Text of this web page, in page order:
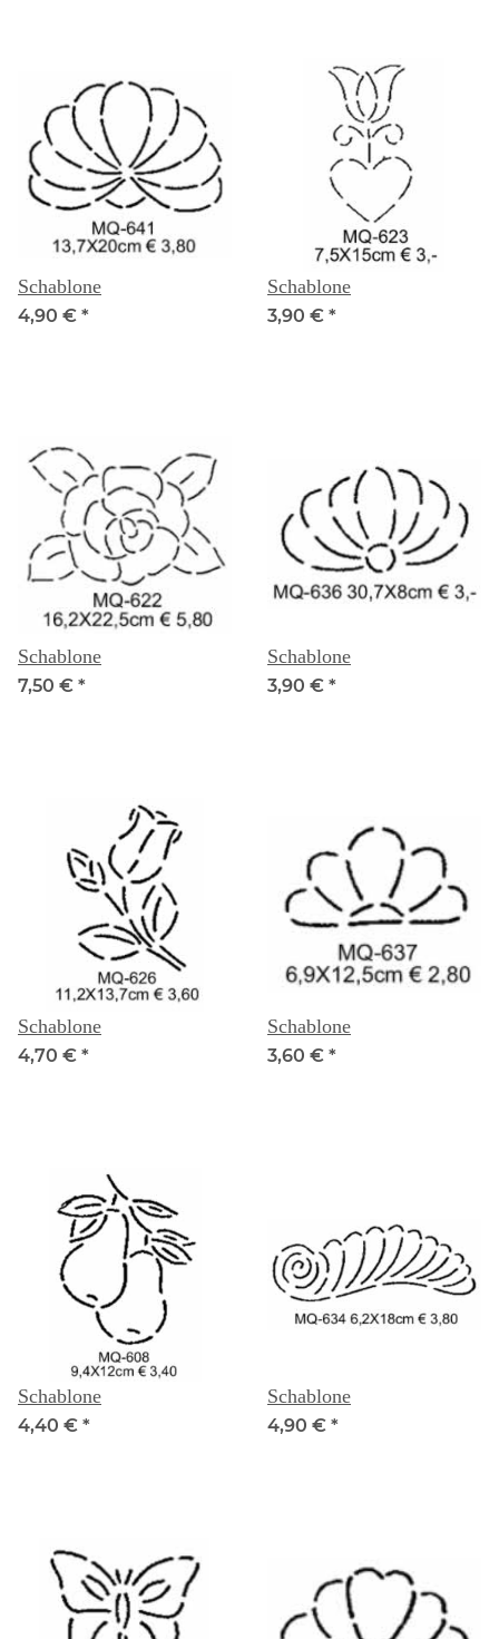
Schablone
4,90 € *
Schablone
3,90 € *
Schablone
7,50 € *
Schablone
3,90 € *
Schablone
4,70 € *
Schablone
3,60 € *
Schablone
4,40 € *
Schablone
4,90 € *